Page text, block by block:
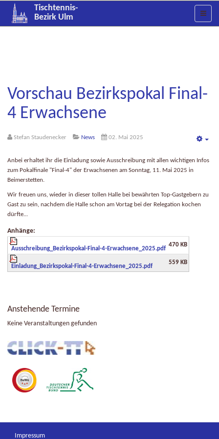
Tischtennis-
Bezirk Ulm
Vorschau Bezirkspokal Final-
4 Erwachsene
Stefan Staudenecker News 02. Mai 2025
Anbei erhaltet ihr die Einladung sowie Ausschreibung mit allen wichtigen Infos
zum Pokalfinale "Final-4" der Erwachsenen am Sonntag, 11. Mai 2025 in
Beimerstetten.
Wir freuen uns, wieder in dieser tollen Halle bei bewährten Top-Gastgebern zu
Gast zu sein, nachdem die Halle schon am Vortag bei der Relegation kochen
dürfte...
Anhänge:
Ausschreibung_Bezirkspokal-Final-4-Erwachsene_2025.pdf
470 KB
Einladung_Bezirkspokal-Final-4-Erwachsene_2025.pdf
559 KB
Anstehende Termine
Keine Veranstaltungen gefunden
Impressum